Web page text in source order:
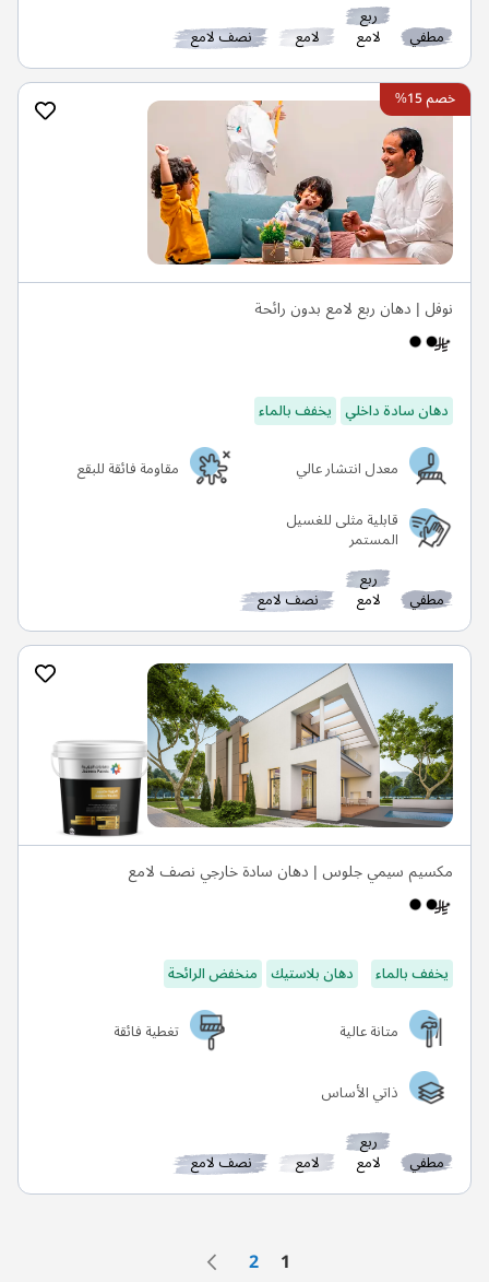
مطفي
ربع
لامع لامع نصف لامع
خصم 15%
نوفل | دهان ربع لامع بدون رائحة
دهان سادة داخلي يخفف بالماء
معدل انتشار عالي
مقاومة فائقة للبقع
قابلية مثلى للغسيل
المستمر
مطفي
ربع
لامع نصف لامع
مكسيم سيمي جلوس | دهان سادة خارجي نصف لامع
يخفف بالماء دهان بلاستيك منخفض الرائحة
متانة عالية
تغطية فائقة
ذاتي الأساس
مطفي
ربع
لامع لامع نصف لامع
الصفحة
أنت تقرأ الصفحة حاليًا
1 الصفحة
2